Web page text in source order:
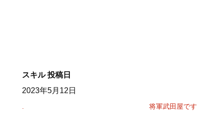
スキル 投稿日
2023年5月12日
. 将軍武田屋です